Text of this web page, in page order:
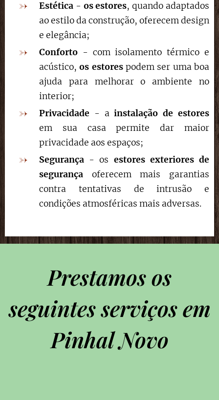
Estética - os estores, quando adaptados
ao estilo da construção, oferecem design
e elegância;
Conforto - com isolamento térmico e
acústico,os estorespodem ser uma boa
ajuda para melhorar o ambiente no
interior;
Privacidade - ainstalação de estores
em sua casa permite dar maior
privacidade aos espaços;
Segurança - os estores exteriores de
segurança oferecem mais garantias
contra tentativas de intrusão e
condições atmosféricas mais adversas.
Prestamos os
seguintes serviços em
Pinhal Novo